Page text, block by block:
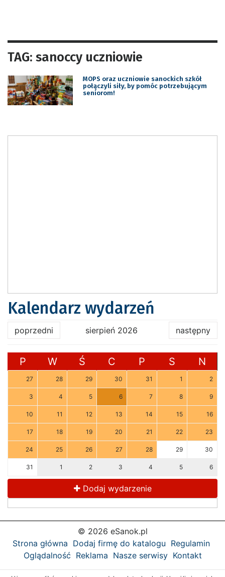
TAG: sanoccy uczniowie
MOPS oraz uczniowie sanockich szkół
połączyli siły, by pomóc potrzebującym
seniorom!
Kalendarz wydarzeń
poprzedni sierpień 2026 następny
P W Ś C P S N
27 28 29 30 31 1 2
3 4 5 6 7 8 9
10 11 12 13 14 15 16
17 18 19 20 21 22 23
24 25 26 27 28 29 30
31 1 2 3 4 5 6
Dodaj wydarzenie
© 2026 eSanok.pl
Strona główna Dodaj firmę do katalogu Regulamin
Oglądalność Reklama Nasze serwisy Kontakt